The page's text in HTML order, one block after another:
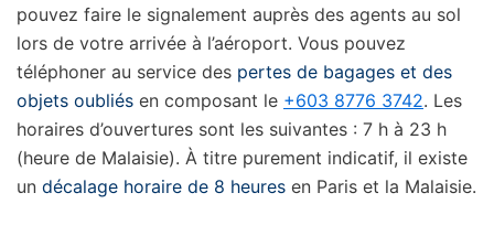
pouvez faire le signalement auprès des agents au sol
lors de votre arrivée à l’aéroport. Vous pouvez
téléphoner au service des pertes de bagages et des
objets oubliés en composant le +603 8776 3742. Les
horaires d’ouvertures sont les suivantes : 7 h à 23 h
(heure de Malaisie). À titre purement indicatif, il existe
un décalage horaire de 8 heures en Paris et la Malaisie.